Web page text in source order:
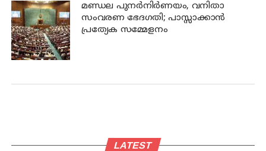
മണ്ഡല പുനർനിർണയം, വനിതാ
സംവരണ ഭേദഗതി; പാസ്സാക്കാൻ
പ്രത്യേക സമ്മേളനം
LATEST